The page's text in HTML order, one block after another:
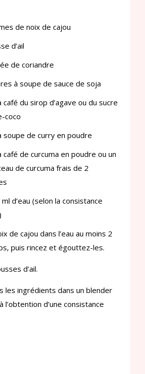
de noix de cajou
d’ail
de coriandre
à soupe de sauce de soja
café du sirop d’agave ou du sucre
coco
soupe de curry en poudre
café de curcuma en poudre ou un
de curcuma frais de 2
d’eau (selon la consistance
de cajou dans l’eau au moins 2
puis rincez et égouttez-les.
d’ail.
les ingrédients dans un blender
l’obtention d’une consistance